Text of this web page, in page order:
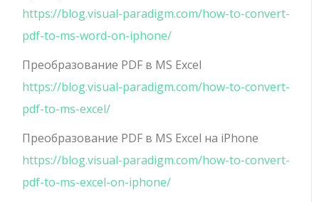
https://blog.visual-paradigm.com/how-to-convert-
pdf-to-ms-word-on-iphone/
Преобразование PDF в MS Excel
https://blog.visual-paradigm.com/how-to-convert-
pdf-to-ms-excel/
Преобразование PDF в MS Excel на iPhone
https://blog.visual-paradigm.com/how-to-convert-
pdf-to-ms-excel-on-iphone/